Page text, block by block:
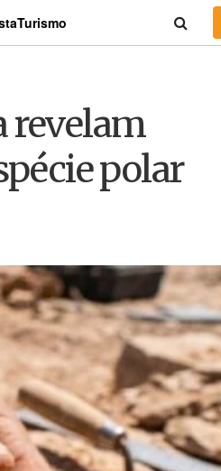
Turismo
revelam
polar